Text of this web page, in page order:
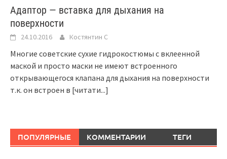
Адаптор — вставка для дыхания на
поверхности
24.10.2016 Костянтин C
Многие советские сухие гидрокостюмы с вклеенной
маской и просто маски не имеют встроенного
открывающегося клапана для дыхания на поверхности
т.к. он встроен в [читати...]
ПОПУЛЯРНЫЕ КОММЕНТАРИИ ТЕГИ